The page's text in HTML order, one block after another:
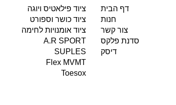
ציוד פילאטיס ויוגה
ציוד כושר וספורט
ציוד אומנויות לחימה
A.R SPORT
SUPLES
Flex MVMT
Toesox
דף הבית
חנות
צור קשר
סדנת פלקס
דיסק